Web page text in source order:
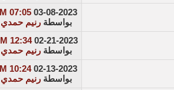
03-08-2023
07:05 PM
بواسطة رنيم حمدي
02-21-2023
12:34 AM
بواسطة رنيم حمدي
02-13-2023
10:24 PM
بواسطة رنيم حمدي